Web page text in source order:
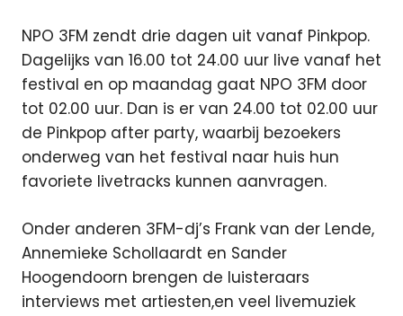
NPO 3FM zendt drie dagen uit vanaf Pinkpop.
Dagelijks van 16.00 tot 24.00 uur live vanaf het
festival en op maandag gaat NPO 3FM door
tot 02.00 uur. Dan is er van 24.00 tot 02.00 uur
de Pinkpop after party, waarbij bezoekers
onderweg van het festival naar huis hun
favoriete livetracks kunnen aanvragen.
Onder anderen 3FM-dj’s Frank van der Lende,
Annemieke Schollaardt en Sander
Hoogendoorn brengen de luisteraars
interviews met artiesten,en veel livemuziek